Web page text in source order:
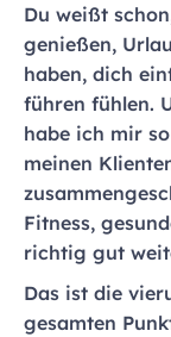
Du weißt
genießen,
haben, dich
führen fühlen.
habe ich mir
meinen
Fitness,
richtig gut
Das ist die
gesamten